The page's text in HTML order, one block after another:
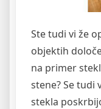
Ste tudi vi že
objektih
na primer
stene? Se tudi
stekla